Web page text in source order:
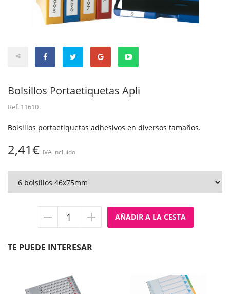
Bolsillos Portaetiquetas Apli
Ref. 11610
Bolsillos portaetiquetas adhesivos en diversos tamaños.
2,41€ IVA incluido
TE PUEDE INTERESAR